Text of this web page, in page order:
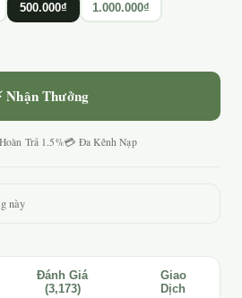
500.000₫ 1.000.000₫
Nhận Thưởng
Trả 1.5%💳 Đa Kênh Nạp
này
Đánh Giá
(3,173)
Giao
Dịch